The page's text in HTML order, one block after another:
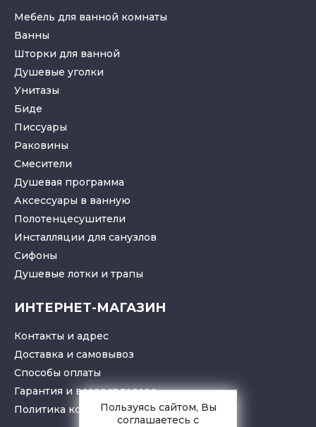
Мебель для ванной комнаты
Ванны
Шторки для ванной
Душевые уголки
Унитазы
Биде
Писсуары
Раковины
Смесители
Душевая программа
Аксессуары в ванную
Полотенцесушители
Инсталляции для санузлов
Cифоны
Душевые лотки и трапы
ИНТЕРНЕТ-МАГАЗИН
Контакты и адрес
Доставка и самовывоз
Способы оплаты
Гарантия и возврат товара
Политика конфиденциальности
Пользуясь сайтом, Вы
соглашаетесь с